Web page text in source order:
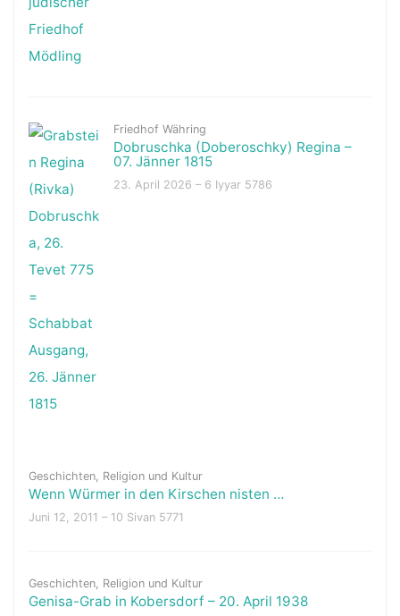
Friedhof Währing
Dobruschka (Doberoschky) Regina –
07. Jänner 1815
23. April 2026 – 6 Iyyar 5786
Geschichten, Religion und Kultur
Wenn Würmer in den Kirschen nisten …
Juni 12, 2011 – 10 Sivan 5771
Geschichten, Religion und Kultur
Genisa-Grab in Kobersdorf – 20. April 1938